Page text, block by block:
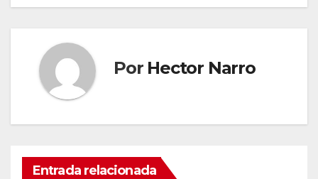
Por Hector Narro
Entrada relacionada